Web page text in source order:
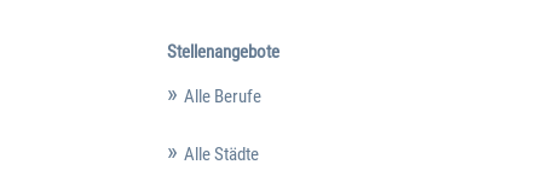
Stellenangebote
Alle Berufe
Alle Städte